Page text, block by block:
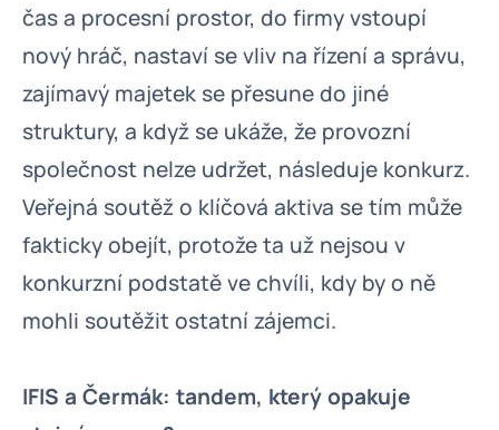
čas a procesní prostor, do firmy vstoupí
nový hráč, nastaví se vliv na řízení a správu,
zajímavý majetek se přesune do jiné
struktury, a když se ukáže, že provozní
společnost nelze udržet, následuje konkurz.
Veřejná soutěž o klíčová aktiva se tím může
fakticky obejít, protože ta už nejsou v
konkurzní podstatě ve chvíli, kdy by o ně
mohli soutěžit ostatní zájemci.
IFIS a Čermák: tandem, který opakuje